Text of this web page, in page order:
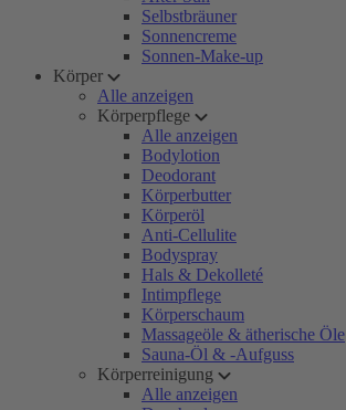
Selbstbräuner
Sonnencreme
Sonnen-Make-up
Körper
Alle anzeigen
Körperpflege
Alle anzeigen
Bodylotion
Deodorant
Körperbutter
Körperöl
Anti-Cellulite
Bodyspray
Hals & Dekolleté
Intimpflege
Körperschaum
Massageöle & ätherische Öle
Sauna-Öl & -Aufguss
Körperreinigung
Alle anzeigen